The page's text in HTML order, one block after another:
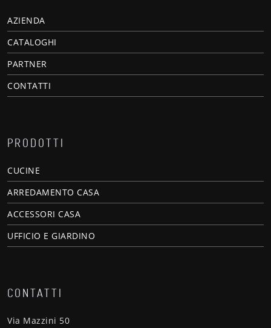
AZIENDA
CATALOGHI
PARTNER
CONTATTI
PRODOTTI
CUCINE
ARREDAMENTO CASA
ACCESSORI CASA
UFFICIO E GIARDINO
CONTATTI
Via Mazzini 50